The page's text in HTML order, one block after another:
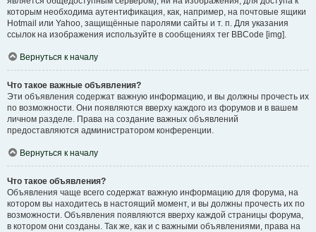
которым необходима аутентификация, как, например, на почтовые ящики
Hotmail или Yahoo, защищённые паролями сайты и т. п. Для указания
ссылок на изображения используйте в сообщениях тег BBCode [img].
Вернуться к началу
Что такое важные объявления?
Эти объявления содержат важную информацию, и вы должны прочесть их
по возможности. Они появляются вверху каждого из форумов и в вашем
личном разделе. Права на создание важных объявлений
предоставляются администратором конференции.
Вернуться к началу
Что такое объявления?
Объявления чаще всего содержат важную информацию для форума, на
котором вы находитесь в настоящий момент, и вы должны прочесть их по
возможности. Объявления появляются вверху каждой страницы форума,
в котором они созданы. Так же, как и с важными объявлениями, права на